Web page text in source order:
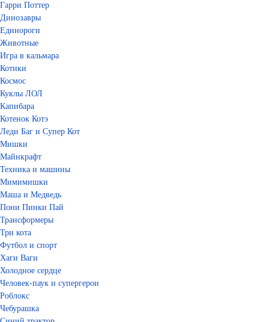
Гарри Поттер
Динозавры
Единороги
Животные
Игра в кальмара
Котики
Космос
Куклы ЛОЛ
Капибара
Котенок Котэ
Леди Баг и Супер Кот
Мишки
Майнкрафт
Техника и машины
Мимимишки
Маша и Медведь
Пони Пинки Пай
Трансформеры
Три кота
Футбол и спорт
Хаги Ваги
Холодное сердце
Человек-паук и супергерои
Роблокс
Чебурашка